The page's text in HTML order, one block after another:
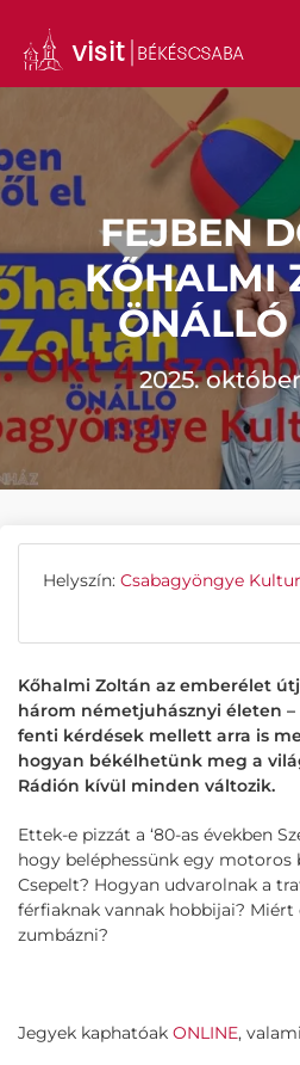
FEJBEN
KŐHALMI
ÖNÁLLÓ
2025.
Helyszín: Csabagyöngye
Kőhalmi Zoltán az emberélet
három németjuhásznyi életen
fenti kérdések mellett arra is
hogyan békélhetünk meg a
Rádión kívül minden változik.
Ettek-e pizzát a ‘80-as években
hogy beléphessünk egy motoros
Csepelt? Hogyan udvarolnak a
férfiaknak vannak hobbijai? Miért
zumbázni?
Jegyek kaphatóak ONLINE,